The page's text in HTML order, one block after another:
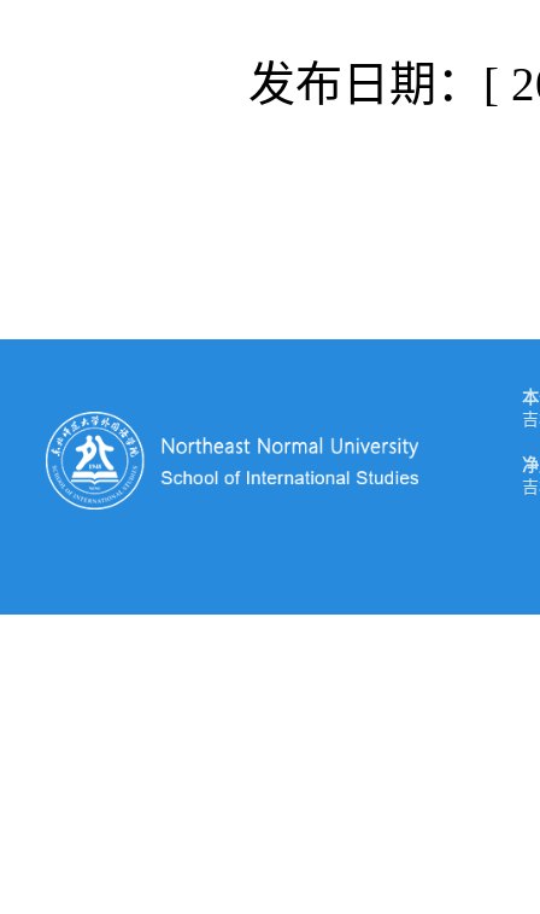
发布日期：[